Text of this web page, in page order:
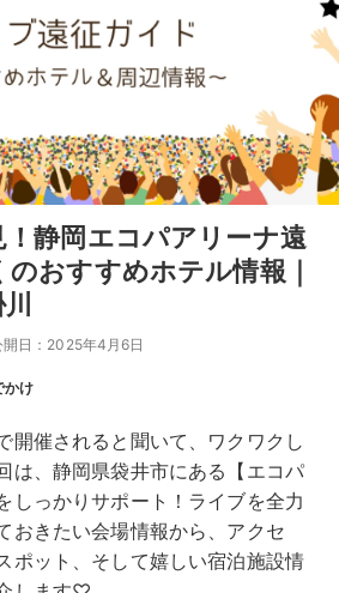
静岡エコパアリーナ遠
おすすめホテル情報｜
開日：2025年4月6日
かけ
開催されると聞いて、ワクワクし
は、静岡県袋井市にある【エコパ
しっかりサポート！ライブを全力
おきたい会場情報から、アクセ
ポット、そして嬉しい宿泊施設情